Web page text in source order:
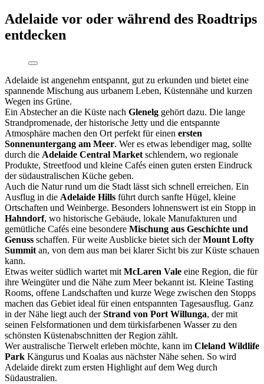
Adelaide vor oder während des Roadtrips
entdecken
Adelaide ist angenehm entspannt, gut zu erkunden und bietet eine
spannende Mischung aus urbanem Leben, Küstennähe und kurzen
Wegen ins Grüne.
Ein Abstecher an die Küste nach Glenelg gehört dazu. Die lange
Strandpromenade, der historische Jetty und die entspannte
Atmosphäre machen den Ort perfekt für einen ersten
Sonnenuntergang am Meer. Wer es etwas lebendiger mag, sollte
durch die Adelaide Central Market schlendern, wo regionale
Produkte, Streetfood und kleine Cafés einen guten ersten Eindruck
der südaustralischen Küche geben.
Auch die Natur rund um die Stadt lässt sich schnell erreichen. Ein
Ausflug in die Adelaide Hills führt durch sanfte Hügel, kleine
Ortschaften und Weinberge. Besonders lohnenswert ist ein Stopp in
Hahndorf, wo historische Gebäude, lokale Manufakturen und
gemütliche Cafés eine besondere Mischung aus Geschichte und
Genuss schaffen. Für weite Ausblicke bietet sich derMount Lofty
Summit an, von dem aus man bei klarer Sicht bis zur Küste schauen
kann.
Etwas weiter südlich wartet mit McLaren Vale eine Region, die für
ihre Weingüter und die Nähe zum Meer bekannt ist. Kleine Tasting
Rooms, offene Landschaften und kurze Wege zwischen den Stopps
machen das Gebiet ideal für einen entspannten Tagesausflug. Ganz
in der Nähe liegt auch derStrand von Port Willunga, der mit
seinen Felsformationen und dem türkisfarbenen Wasser zu den
schönsten Küstenabschnitten der Region zählt.
Wer australische Tierwelt erleben möchte, kann im Cleland Wildlife
Park Kängurus und Koalas aus nächster Nähe sehen. So wird
Adelaide direkt zum ersten Highlight auf dem Weg durch
Südaustralien.